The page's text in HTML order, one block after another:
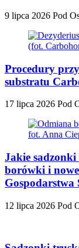
9 lipca 2026 Pod
Procedury
substratu
17 lipca 2026 Pod
Jakie
borówki i
Gospodarstwa
12 lipca 2026 Pod